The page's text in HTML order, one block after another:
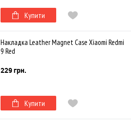
Купити
Накладка Leather Magnet Case Xiaomi Redmi
9 Red
229 грн.
Купити